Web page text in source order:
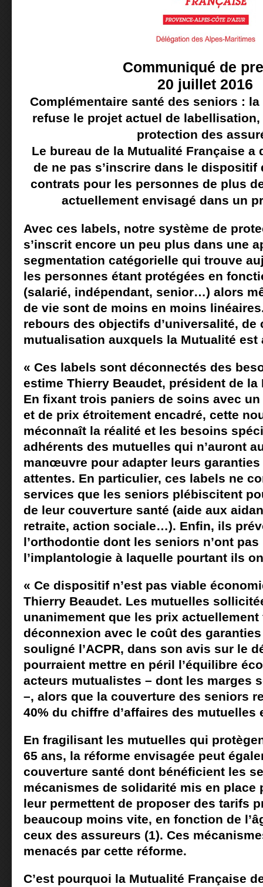
Communiqué de
20 juillet 2016
Complémentaire santé des seniors :
refuse le projet actuel de
protection des
Le bureau de la Mutualité Française a
de ne pas s’inscrire dans le
contrats pour les personnes de plus
actuellement envisagé dans un
Avec ces labels, notre système de
s’inscrit encore un peu plus dans une
segmentation catégorielle qui trouve
les personnes étant protégées en
(salarié, indépendant, senior…) alors
de vie sont de moins en moins
rebours des objectifs d’universalité, de
mutualisation auxquels la Mutualité est
« Ces labels sont déconnectés des
estime Thierry Beaudet, président de la
En fixant trois paniers de soins avec
et de prix étroitement encadré, cette
méconnaît la réalité et les besoins
adhérents des mutuelles qui n’auront
manœuvre pour adapter leurs
attentes. En particulier, ces labels ne
services que les seniors plébiscitent
de leur couverture santé (aide aux
retraite, action sociale…). Enfin, ils
l’orthodontie dont les seniors n’ont
l’implantologie à laquelle pourtant ils
« Ce dispositif n’est pas viable
Thierry Beaudet. Les mutuelles
unanimement que les prix
déconnexion avec le coût des garanties
souligné l’ACPR, dans son avis sur le
pourraient mettre en péril l’équilibre
acteurs mutualistes – dont les marges
–, alors que la couverture des seniors
40% du chiffre d’affaires des mutuelles
En fragilisant les mutuelles qui
65 ans, la réforme envisagée peut
couverture santé dont bénéficient les
mécanismes de solidarité mis en place
leur permettent de proposer des tarifs
beaucoup moins vite, en fonction de
ceux des assureurs (1). Ces
menacés par cette réforme.
C’est pourquoi la Mutualité Française